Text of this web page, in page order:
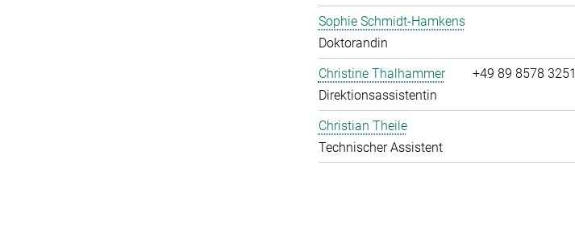
Sophie Schmidt-Hamkens
Doktorandin
Christine Thalhammer
Direktionsassistentin
+49 89 8578 3251
Christian Theile
Technischer Assistent